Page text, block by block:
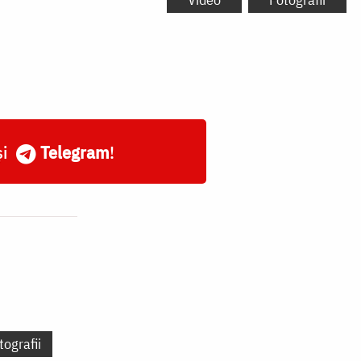
Telegram!